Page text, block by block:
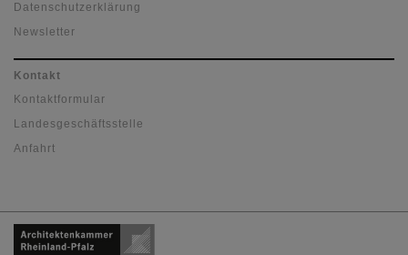
Datenschutzerklärung
Newsletter
Kontakt
Kontaktformular
Landesgeschäftsstelle
Anfahrt